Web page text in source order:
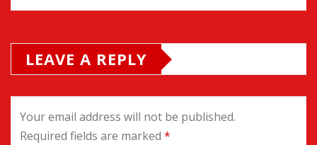
LEAVE A REPLY
Your email address will not be published.
Required fields are marked *